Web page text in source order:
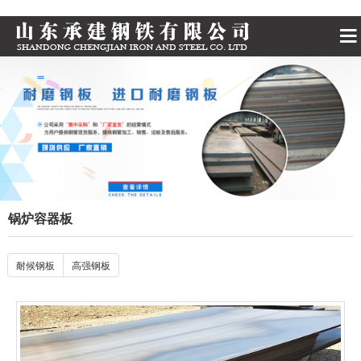
锅炉容器板
耐候钢板 高强钢板